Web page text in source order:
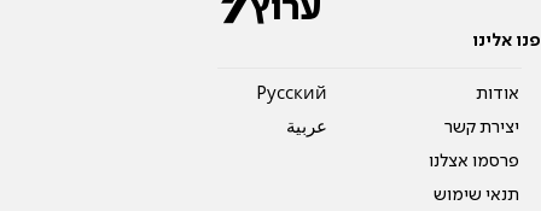
פנו אלינו
אודות
יצירת קשר
פרסמו אצלנו
תנאי שימוש
Pусский
عربية